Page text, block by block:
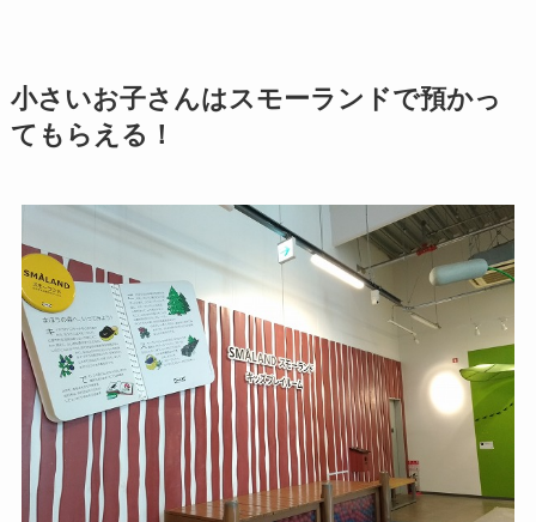
小さいお子さんはスモーランドで預かっ
てもらえる！